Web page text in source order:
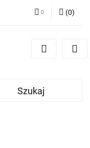
Zarejestruj się
(0)
Szukaj